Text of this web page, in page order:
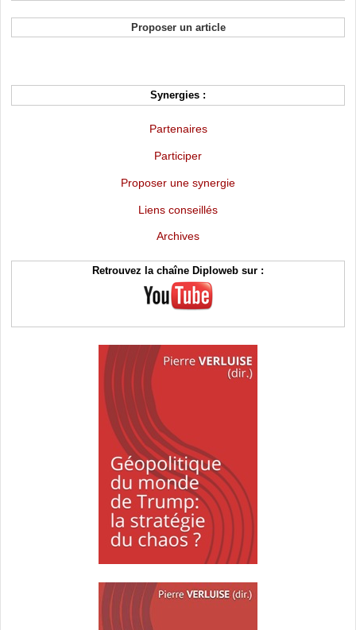
Proposer un article
Synergies :
Partenaires
Participer
Proposer une synergie
Liens conseillés
Archives
Retrouvez la chaîne Diploweb sur :